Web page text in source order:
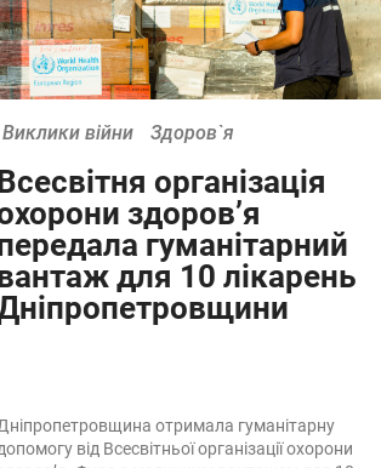
Виклики війни Здоров`я
організація
здоров’я
гуманітарний
для 10 лікарень
отримала гуманітарну
від Всесвітньої організації охорони